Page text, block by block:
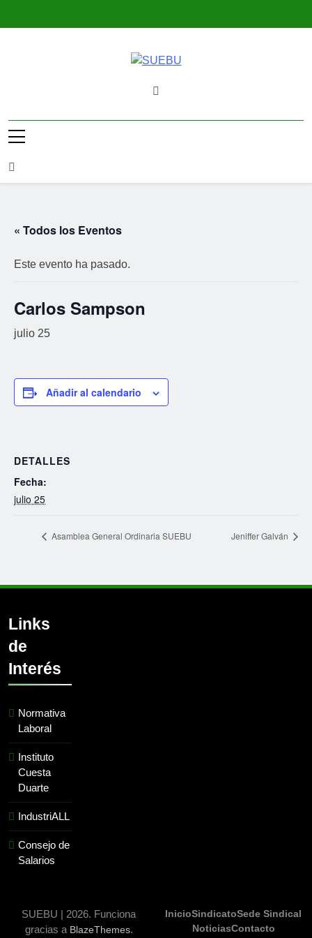
SUEBU
« Todos los Eventos
Este evento ha pasado.
Carlos Sampson
julio 25
Añadir al calendario
DETALLES
Fecha:
julio 25
Asamblea General Ordinaria SUEBU Jeniffer Galván
Links
de
Interés
Normativa
Laboral
Instituto
Cuesta
Duarte
IndustriALL
Consejo de
Salarios
SUEBU | 2026. Funciona
gracias a BlazeThemes.
InicioSindicatoSede Sindical
NoticiasContacto